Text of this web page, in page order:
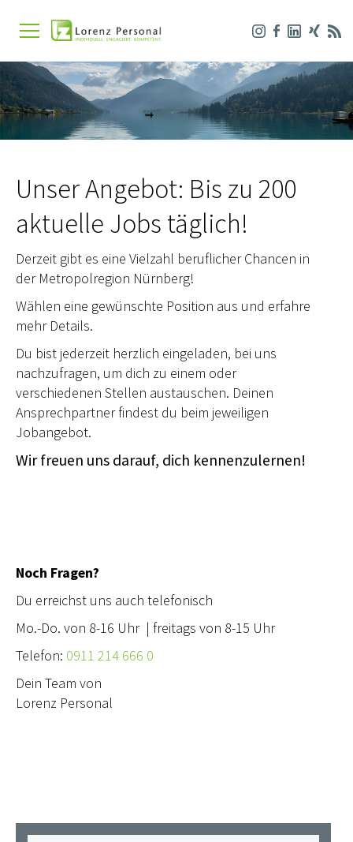
Unser Angebot: Bis zu 200
aktuelle Jobs täglich!
Derzeit gibt es eine Vielzahl beruflicher Chancen in
der Metropolregion Nürnberg!
Wählen eine gewünschte Position aus und erfahre
mehr Details.
Du bist jederzeit herzlich eingeladen, bei uns
nachzufragen, um dich zu einem oder
verschiedenen Stellen austauschen. Deinen
Ansprechpartner findest du beim jeweiligen
Jobangebot.
Wir freuen uns darauf, dich kennenzulernen!
Noch Fragen?
Du erreichst uns auch telefonisch
Mo.-Do. von 8-16 Uhr | freitags von 8-15 Uhr
Telefon: 0911 214 666 0
Dein Team von
Lorenz Personal